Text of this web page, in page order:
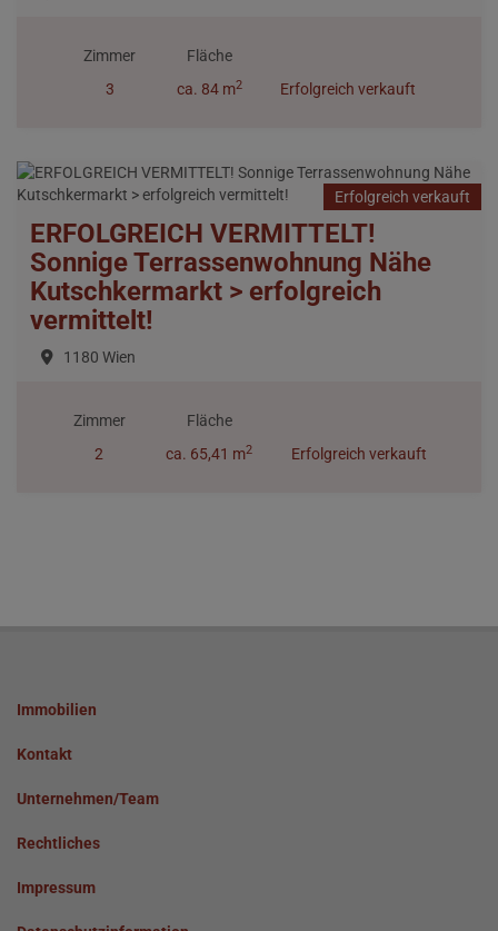
Zimmer
3
Fläche
ca. 84 m2 Erfolgreich verkauft
Erfolgreich verkauft
ERFOLGREICH VERMITTELT!
Sonnige Terrassenwohnung Nähe
Kutschkermarkt > erfolgreich
vermittelt!
1180 Wien
Zimmer
2
Fläche
ca. 65,41 m2 Erfolgreich verkauft
Immobilien
Kontakt
Unternehmen/Team
Rechtliches
Impressum